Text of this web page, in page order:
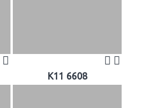
K11 6608